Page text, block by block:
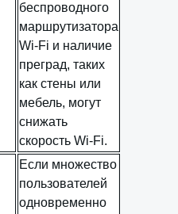
беспроводного
маршрутизатора
Wi-Fi и наличие
преград, таких
как стены или
мебель, могут
снижать
скорость Wi-Fi.
Если множество
пользователей
одновременно